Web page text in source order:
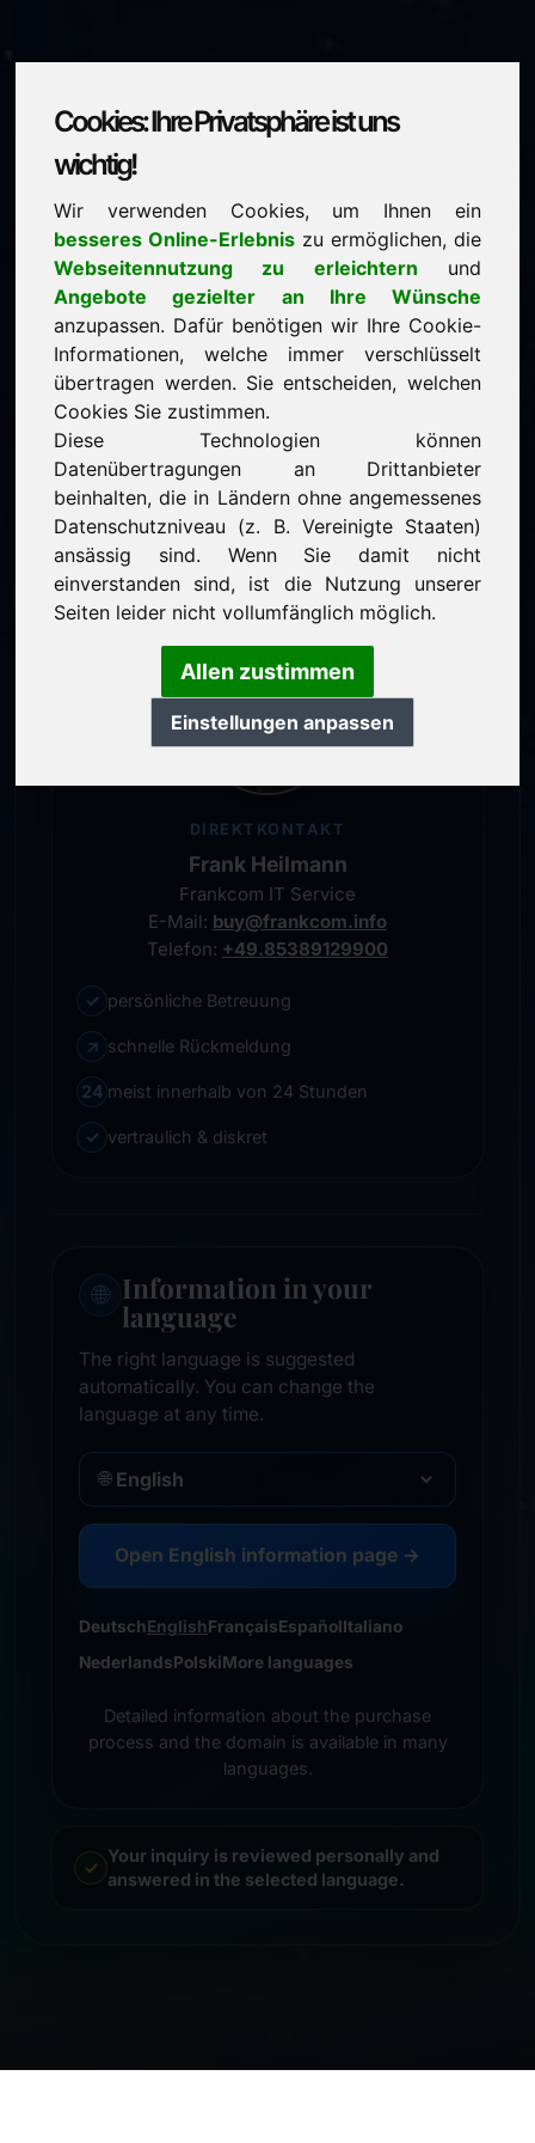
Cookies: Ihre Privatsphäre ist uns
wichtig!
Wir verwenden Cookies, um Ihnen ein
besseres Online-Erlebnis zu ermöglichen, die
Webseitennutzung zu erleichtern und
Angebote gezielter an Ihre Wünsche
anzupassen. Dafür benötigen wir Ihre Cookie-
Informationen, welche immer verschlüsselt
übertragen werden. Sie entscheiden, welchen
Cookies Sie zustimmen.
Diese Technologien können
Datenübertragungen an Drittanbieter
beinhalten, die in Ländern ohne angemessenes
Datenschutzniveau (z. B. Vereinigte Staaten)
ansässig sind. Wenn Sie damit nicht
einverstanden sind, ist die Nutzung unserer
Seiten leider nicht vollumfänglich möglich.
Allen zustimmen
Einstellungen anpassen
steht zum Verkauf
Preis: 2.500,00 Euro(exkl. MwSt.)
NEU
Ausgewählte weitere Domains auf Find-Your-
Domain.eu
garantierter Bestpreis durch Direkterwerb
serviceorientierte Kaufabwicklung
persönlicher Ansprechpartner
DIREKTKONTAKT
Frank Heilmann
Frankcom IT Service
E-Mail: buy@frankcom.info
Telefon: +49.85389129900
✓ persönliche Betreuung
↗ schnelle Rückmeldung
24 meist innerhalb von 24 Stunden
✓ vertraulich & diskret
🌐 Information in your
language
The right language is suggested
automatically. You can change the
language at any time.
🌐
Open English information page →
DeutschEnglishFrançaisEspañolItaliano
NederlandsPolskiMore languages
Detailed information about the purchase
process and the domain is available in many
languages.
Your inquiry is reviewed personally and
answered in the selected language.